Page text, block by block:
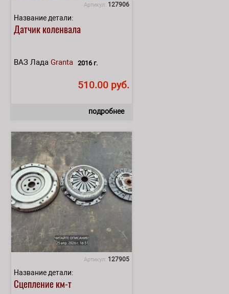
Артикул: 127906
Название детали:
Датчик коленвала
ВАЗ Лада Granta 2016 г.
510.00 руб.
подробнее
Артикул: 127905
Название детали:
Сцепление км-т